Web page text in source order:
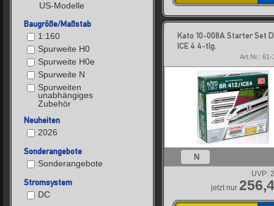
US-Modelle
Baugröße/Maßstab
1:160
Spurweite H0
Spurweite H0e
Spurweite N
Spurweiten
unabhängiges
Zubehör
Neuheiten
2026
Sonderangebote
Sonderangebote
Stromsystem
DC
Kato 10-008A Starter Set
ICE 4 4-tlg.
Art.Nr.: 61-
N
UVP:
jetzt nur